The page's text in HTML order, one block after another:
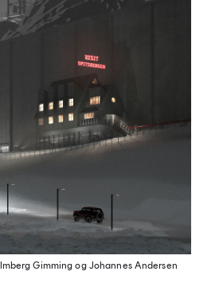
Gimming og Johannes Andersen